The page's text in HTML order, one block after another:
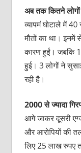
अबतककितनेलोगों
व्यापमं घोटाले में
मौतों का था। इनमें
कारण हुईं। जबकि
हुई। 3 लोगों ने
रही है।
2000सेज्यादा
आगे जाकर दूसरी
और आरोपियों की
लिए 25 लाख रुपए